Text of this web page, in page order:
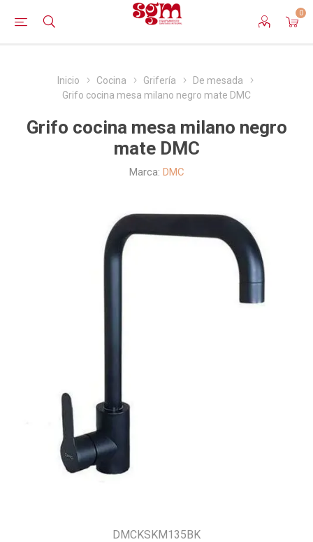
0
Inicio Cocina Grifería
De mesada
Grifo cocina mesa milano negro mate DMC
Grifo cocina mesa milano negro
mate DMC
Marca: DMC
DMCKSKM135BK